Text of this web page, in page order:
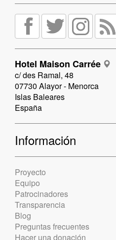
Hotel Maison Carrée
c/ des Ramal, 48
07730 Alayor - Menorca
Islas Baleares
España
Información
Proyecto
Equipo
Patrocinadores
Transparencia
Blog
Preguntas frecuentes
Hacer una donación